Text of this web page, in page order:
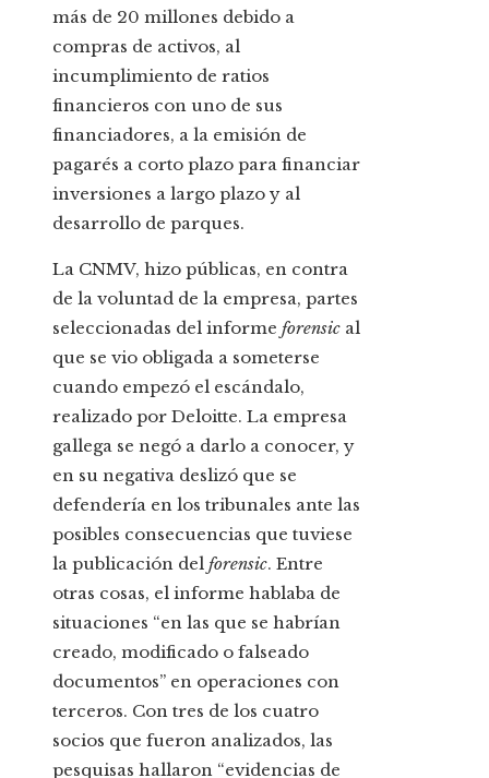
más de 20 millones debido a
compras de activos, al
incumplimiento de ratios
financieros con uno de sus
financiadores, a la emisión de
pagarés a corto plazo para financiar
inversiones a largo plazo y al
desarrollo de parques.
La CNMV, hizo públicas, en contra
de la voluntad de la empresa, partes
seleccionadas del informe forensic al
que se vio obligada a someterse
cuando empezó el escándalo,
realizado por Deloitte. La empresa
gallega se negó a darlo a conocer, y
en su negativa deslizó que se
defendería en los tribunales ante las
posibles consecuencias que tuviese
la publicación del forensic. Entre
otras cosas, el informe hablaba de
situaciones “en las que se habrían
creado, modificado o falseado
documentos” en operaciones con
terceros. Con tres de los cuatro
socios que fueron analizados, las
pesquisas hallaron “evidencias de